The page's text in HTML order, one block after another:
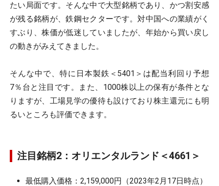
たい局面です。そんな中で大型銘柄であり、かつ割安感
が残る銘柄が、鉄鋼セクターです。対中国への業績がく
すぶり、株価が低迷していましたが、年始から買い戻し
の動きがみえてきました。
そんな中で、特に日本製鉄＜5401＞は配当利回り予想
7％台と注目です。また、1000株以上の保有が条件とな
りますが、工場見学の優待も設けており株主還元にも明
るいところも評価できます。
注目銘柄2：オリエンタルランド＜4661＞
最低購入価格：2,159,000円（2023年2月17日時点）